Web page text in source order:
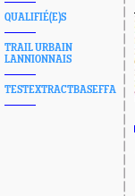
QUALIFIÉ(E)S
TRAIL URBAIN
LANNIONNAIS
TESTEXTRACTBASEFFA